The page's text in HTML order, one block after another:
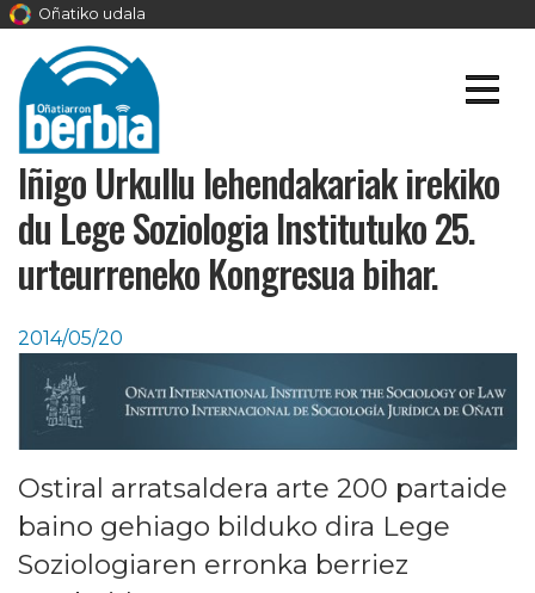
Oñatiko udala
Iñigo Urkullu lehendakariak irekiko
du Lege Soziologia Institutuko 25.
urteurreneko Kongresua bihar.
2014/05/20
Ostiral arratsaldera arte 200 partaide
baino gehiago bilduko dira Lege
Soziologiaren erronka berriez